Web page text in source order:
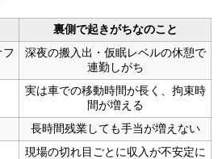
裏側で起きがちなのこと
フ
深夜の搬入出・仮眠レベルの休憩で
連勤しがち
実は車での移動時間が長く、拘束時
間が増える
長時間残業しても手当が増えない
現場の切れ目ごとに収入が不安定に